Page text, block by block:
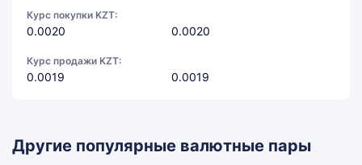
Курс покупки KZT:
0.0020 0.0020
Курс продажи KZT:
0.0019 0.0019
Другие популярные валютные пары